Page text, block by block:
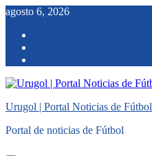
Saltar
contenido
agosto 6, 2026
Urugol | Portal Noticias de Fútbol
Portal de noticias de Fútbol